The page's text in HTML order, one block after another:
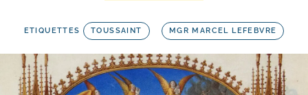
ETIQUETTES TOUSSAINT MGR MARCEL LEFEBVRE